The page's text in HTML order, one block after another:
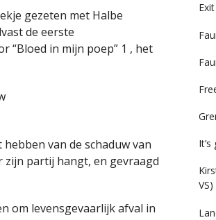
gezeten met Halbe
de eerste
“Bloed in mijn poep” 1 , het
van de schaduw van
zijn partij hangt, en gevraagd
om levensgevaarlijk afval in
Exit
VS)